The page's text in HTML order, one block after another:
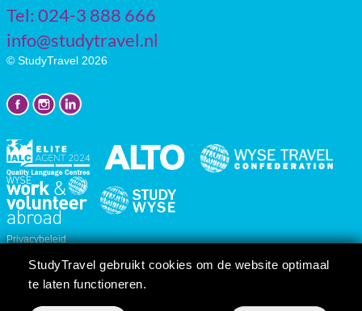
StudyTravel gebruikt cookies om de website optimaal
te laten functioneren.
Tel: 024-3 888 666
info@studytravel.nl
© StudyTravel 2026
Privacybeleid
Reis/cursusvoorwaarden